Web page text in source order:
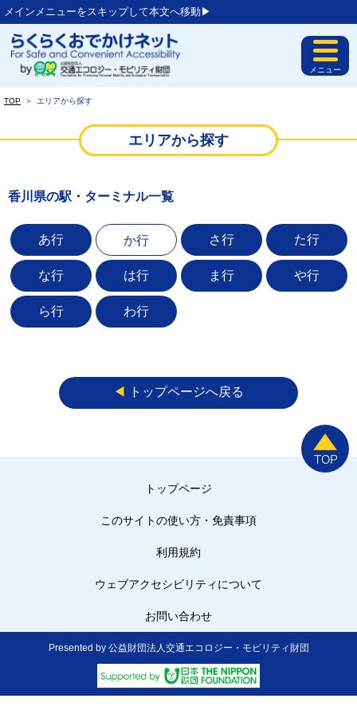
メインメニューをスキップして本文へ移動▶︎
メニュー
TOP ＞ エリアから探す
エリアから探す
香川県の駅・ターミナル一覧
あ行 か行 さ行 た行
な行 は行 ま行 や行
ら行 わ行
◀︎ トップページへ戻る
トップページ
このサイトの使い方・免責事項
利用規約
ウェブアクセシビリティについて
お問い合わせ
Presented by 公益財団法人交通エコロジー・モビリティ財団